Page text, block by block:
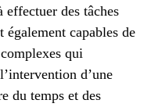
des tâches
également capables de
qui
d’une
du temps et des